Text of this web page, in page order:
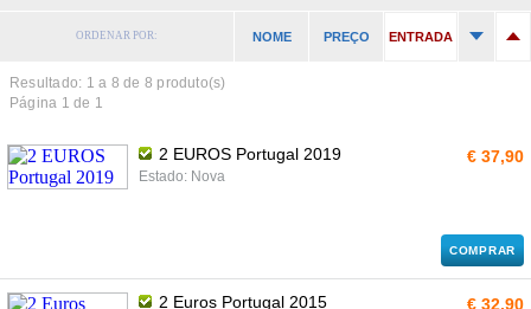
ORDENAR POR: NOME PREÇO ENTRADA
Resultado: 1 a 8 de 8 produto(s)
Página 1 de 1
2 EUROS Portugal 2019
Estado: Nova
€ 37,90
COMPRAR
2 Euros Portugal 2015 € 32,90